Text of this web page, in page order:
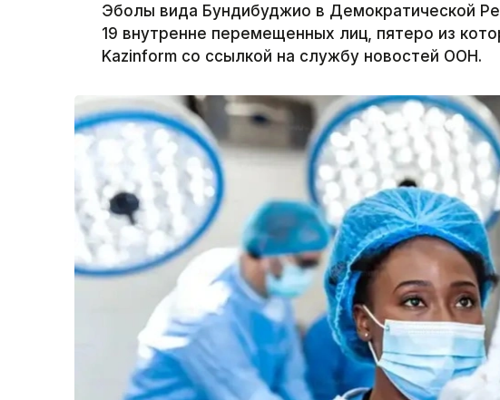
Эболы вида Бундибуджио в Демократической
19 внутренне перемещенных лиц, пятеро из
Kazinform со ссылкой на службу новостей ООН.